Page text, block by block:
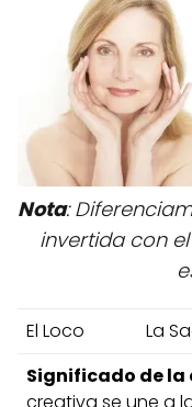
Nota:
invertida con
El Loco La
Significado de